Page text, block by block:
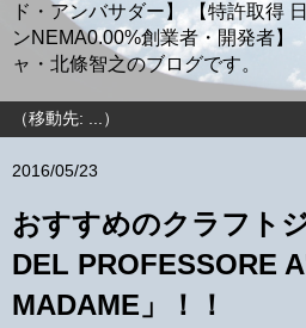
ド・アンバサダー】 【特許取得
ンNEMA0.00%創業者・開発者
ャ・北條智之のブログです。
2016/05/23
おすすめのクラフト
DEL PROFESSORE
MADAME」！！